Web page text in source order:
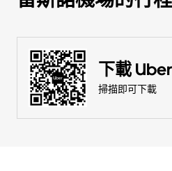
下載
掃描即可下載